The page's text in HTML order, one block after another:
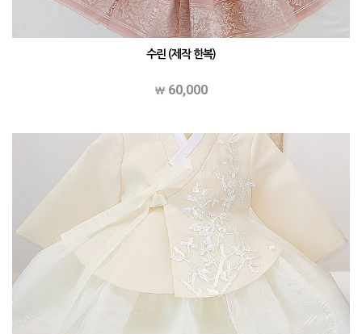
수린 (제작 한복)
60,000